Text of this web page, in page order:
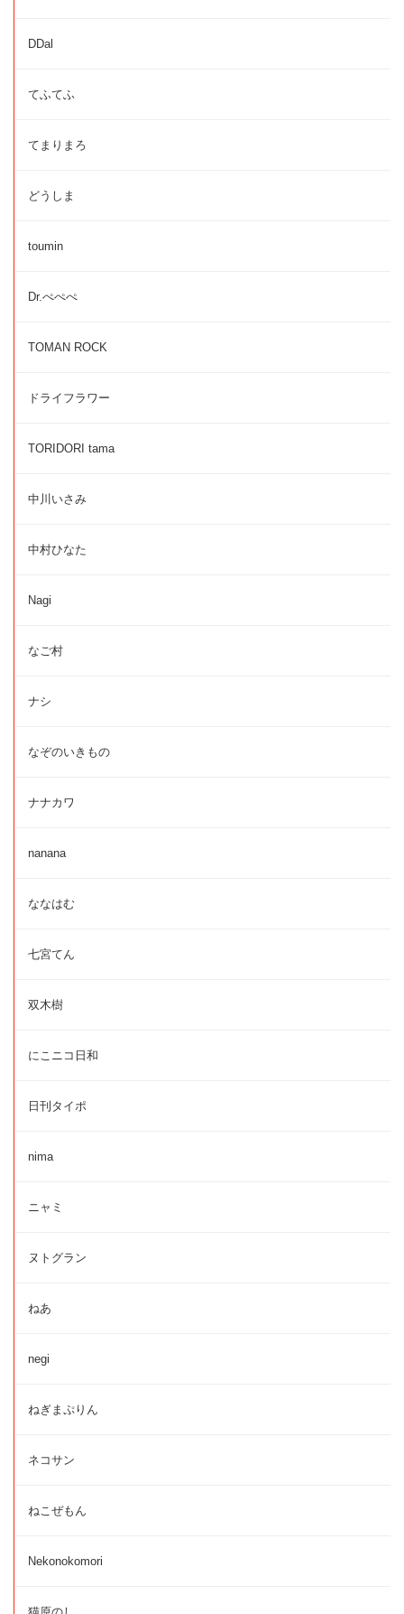
DDal
てふてふ
てまりまろ
どうしま
toumin
Dr.ぺぺぺ
TOMAN ROCK
ドライフラワー
TORIDORI tama
中川いさみ
中村ひなた
Nagi
なご村
ナシ
なぞのいきもの
ナナカワ
nanana
ななはむ
七宮てん
双木樹
にこニコ日和
日刊タイポ
nima
ニャミ
ヌトグラン
ねあ
negi
ねぎまぷりん
ネコサン
ねこぜもん
Nekonokomori